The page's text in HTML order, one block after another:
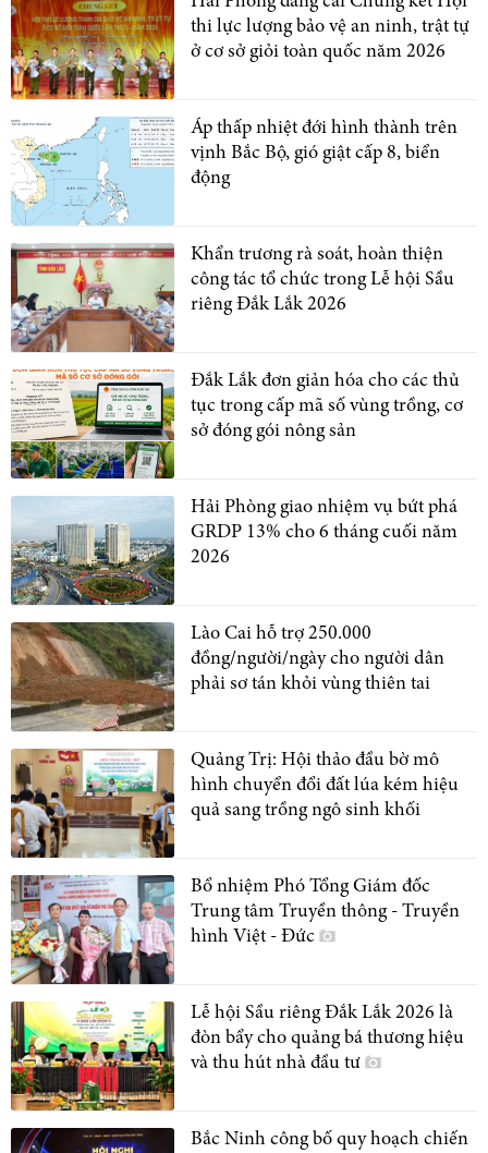
thi lực lượng bảo vệ an ninh, trật tự
ở cơ sở giỏi toàn quốc năm 2026
Áp thấp nhiệt đới hình thành trên
vịnh Bắc Bộ, gió giật cấp 8, biển
động
Khẩn trương rà soát, hoàn thiện
công tác tổ chức trong Lễ hội Sầu
riêng Đắk Lắk 2026
Đắk Lắk đơn giản hóa cho các thủ
tục trong cấp mã số vùng trồng, cơ
sở đóng gói nông sản
Hải Phòng giao nhiệm vụ bứt phá
GRDP 13% cho 6 tháng cuối năm
2026
Lào Cai hỗ trợ 250.000
đồng/người/ngày cho người dân
phải sơ tán khỏi vùng thiên tai
Quảng Trị: Hội thảo đầu bờ mô
hình chuyển đổi đất lúa kém hiệu
quả sang trồng ngô sinh khối
Bổ nhiệm Phó Tổng Giám đốc
Trung tâm Truyền thông - Truyền
hình Việt - Đức
Lễ hội Sầu riêng Đắk Lắk 2026 là
đòn bẩy cho quảng bá thương hiệu
và thu hút nhà đầu tư
Bắc Ninh công bố quy hoạch chiến